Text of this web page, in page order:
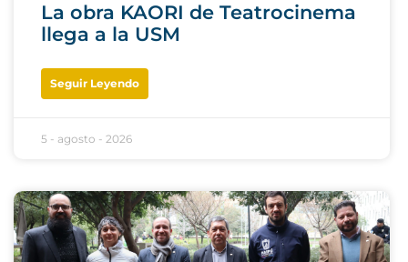
La obra KAORI de Teatrocinema
llega a la USM
Seguir Leyendo
5 - agosto - 2026